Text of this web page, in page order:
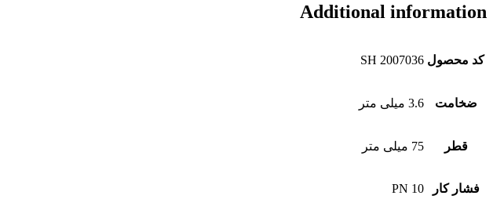
Additional information
کد محصول SH 2007036
ضخامت 3.6 میلی متر
قطر 75 میلی متر
فشار کار PN 10